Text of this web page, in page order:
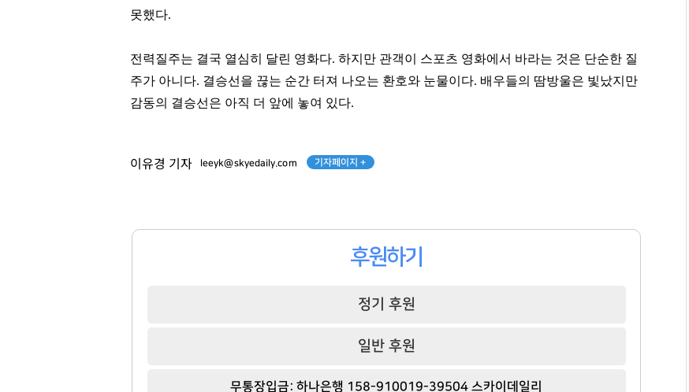
못했다.
전력질주는 결국 열심히 달린 영화다. 하지만 관객이 스포츠 영화에서 바라는 것은 단순한 질
주가 아니다. 결승선을 끊는 순간 터져 나오는 환호와 눈물이다. 배우들의 땀방울은 빛났지만
감동의 결승선은 아직 더 앞에 놓여 있다.
이유경 기자 leeyk@skyedaily.com 기자페이지 +
후원하기
정기 후원
일반 후원
무통장입금: 하나은행 158-910019-39504 스카이데일리